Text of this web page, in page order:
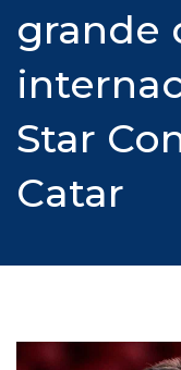
grande
Star
Catar